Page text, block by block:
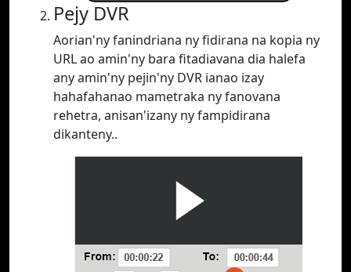
Pejy DVR
Aorian'ny fanindriana ny fidirana na kopia ny
URL ao amin'ny bara fitadiavana dia halefa
any amin'ny pejin'ny DVR ianao izay
hahafahanao mametraka ny fanovana
rehetra, anisan'izany ny fampidirana
dikanteny..